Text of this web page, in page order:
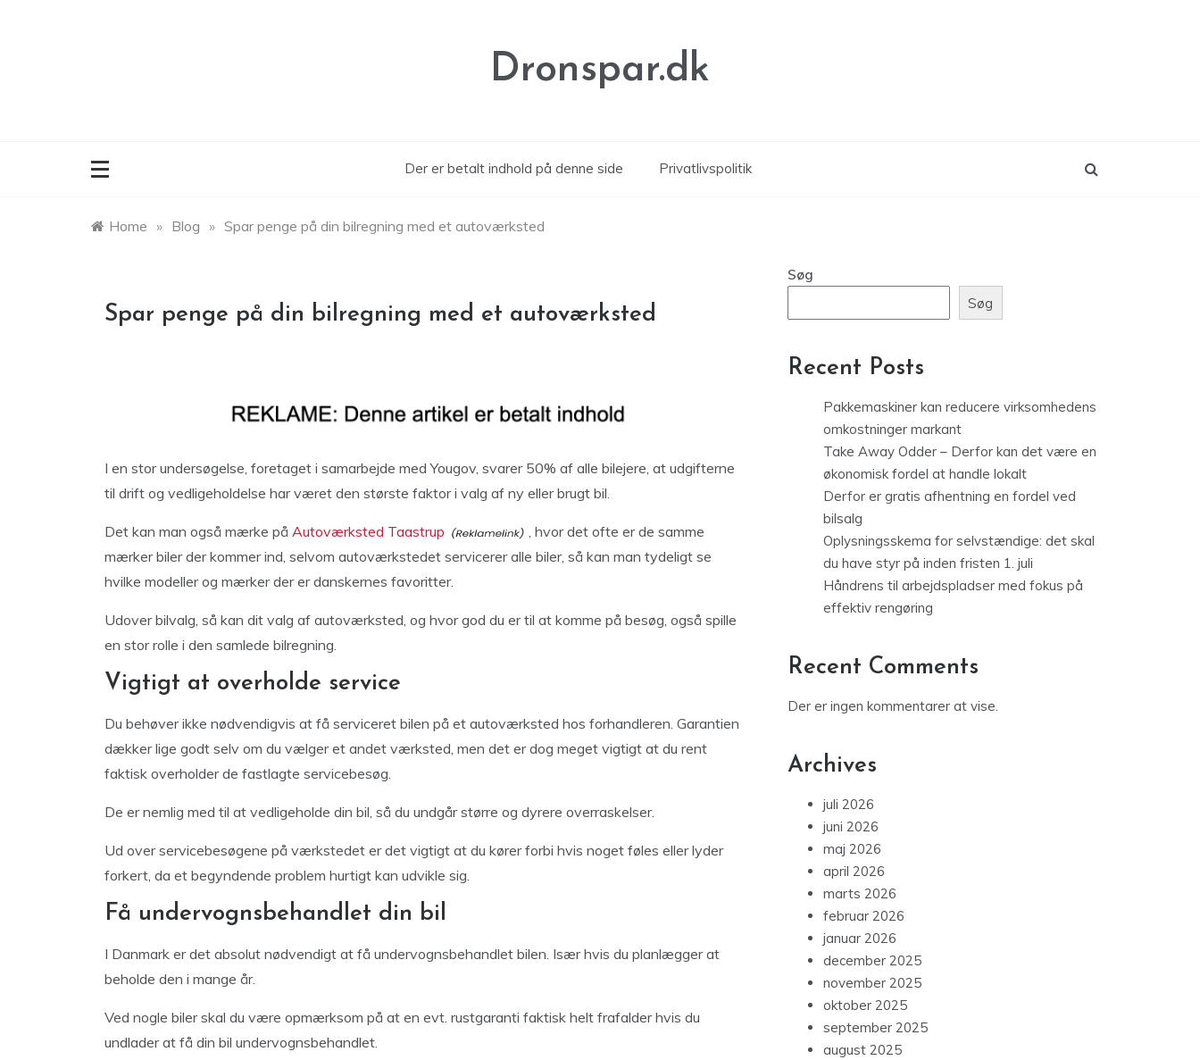
Dronspar.dk
Der er betalt indhold på denne side Privatlivspolitik
Home » Blog » Spar penge på din bilregning med et autoværksted
Spar penge på din bilregning med et autoværksted
I en stor undersøgelse, foretaget i samarbejde med Yougov, svarer 50% af alle bilejere, at udgifterne
til drift og vedligeholdelse har været den største faktor i valg af ny eller brugt bil.
Det kan man også mærke på Autoværksted Taastrup
, hvor det ofte er de samme
mærker biler der kommer ind, selvom autoværkstedet servicerer alle biler, så kan man tydeligt se
hvilke modeller og mærker der er danskernes favoritter.
Udover bilvalg, så kan dit valg af autoværksted, og hvor god du er til at komme på besøg, også spille
en stor rolle i den samlede bilregning.
Vigtigt at overholde service
Du behøver ikke nødvendigvis at få serviceret bilen på et autoværksted hos forhandleren. Garantien
dækker lige godt selv om du vælger et andet værksted, men det er dog meget vigtigt at du rent
faktisk overholder de fastlagte servicebesøg.
De er nemlig med til at vedligeholde din bil, så du undgår større og dyrere overraskelser.
Ud over servicebesøgene på værkstedet er det vigtigt at du kører forbi hvis noget føles eller lyder
forkert, da et begyndende problem hurtigt kan udvikle sig.
Få undervognsbehandlet din bil
I Danmark er det absolut nødvendigt at få undervognsbehandlet bilen. Især hvis du planlægger at
beholde den i mange år.
Ved nogle biler skal du være opmærksom på at en evt. rustgaranti faktisk helt frafalder hvis du
undlader at få din bil undervognsbehandlet.
Søg
Søg
Recent Posts
Pakkemaskiner kan reducere virksomhedens
omkostninger markant
Take Away Odder – Derfor kan det være en
økonomisk fordel at handle lokalt
Derfor er gratis afhentning en fordel ved
bilsalg
Oplysningsskema for selvstændige: det skal
du have styr på inden fristen 1. juli
Håndrens til arbejdspladser med fokus på
effektiv rengøring
Recent Comments
Der er ingen kommentarer at vise.
Archives
juli 2026
juni 2026
maj 2026
april 2026
marts 2026
februar 2026
januar 2026
december 2025
november 2025
oktober 2025
september 2025
august 2025